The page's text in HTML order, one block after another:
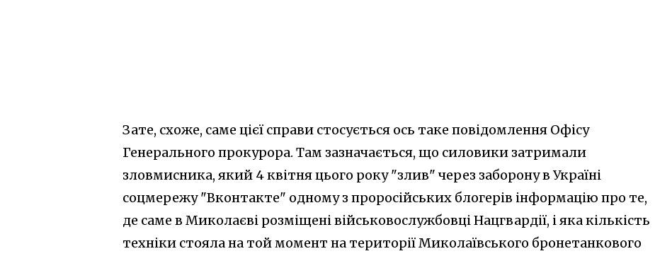
Зате, схоже, саме цієї справи стосується ось таке повідомлення Офісу
Генерального прокурора. Там зазначається, що силовики затримали
зловмисника, який 4 квітня цього року "злив" через заборону в Україні
соцмережу "Вконтакте" одному з проросійських блогерів інформацію про те,
де саме в Миколаєві розміщені військовослужбовці Нацгвардії, і яка кількість
техніки стояла на той момент на території Миколаївського бронетанкового